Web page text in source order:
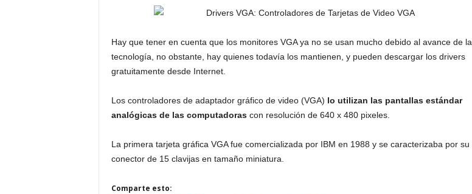
Hay que tener en cuenta que los monitores VGA ya no se usan mucho debido al avance de la
tecnología, no obstante, hay quienes todavía los mantienen, y pueden descargar los drivers
gratuitamente desde Internet.
Los controladores de adaptador gráfico de video (VGA) lo utilizan las pantallas estándar
analógicas de las computadorascon resolución de 640 x 480 pixeles.
La primera tarjeta gráfica VGA fue comercializada por IBM en 1988 y se caracterizaba por su
conector de 15 clavijas en tamaño miniatura.
Comparte esto: